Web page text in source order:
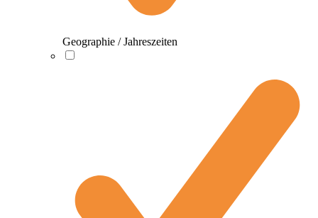
Geographie / Jahreszeiten